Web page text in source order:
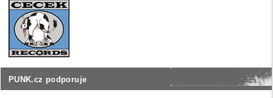
PUNK.cz podporuje